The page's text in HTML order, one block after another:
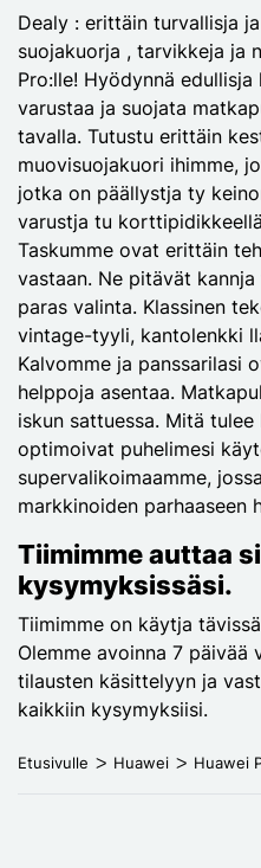
Dealy : erittäin turvallisja
suojakuorja , tarvikkeja ja
Pro:lle! Hyödynnä
varustaa ja suojata
tavalla. Tutustu erittäin
muovisuojakuori ihimme,
jotka on päällystja ty
varustja tu
Taskumme ovat erittäin
vastaan. Ne pitävät
paras valinta. Klassinen
vintage-tyyli, kantolenkki
Kalvomme ja panssarilasi
helppoja asentaa.
iskun sattuessa. Mitä
optimoivat puhelimesi
supervalikoimaamme,
markkinoiden parhaaseen
Tiimimme auttaa
kysymyksissäsi.
Tiimimme on käytja
Olemme avoinna 7 päivää
tilausten käsittelyyn ja
kaikkiin kysymyksiisi.
Etusivulle Huawei Huawei